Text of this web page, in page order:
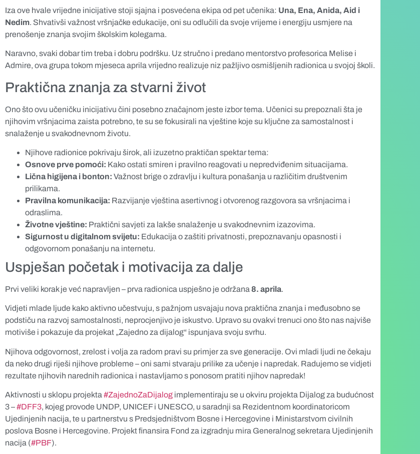
Iza ove hvale vrijedne inicijative stoji sjajna i posvećena ekipa od pet učenika: Una, Ena, Anida, Aid i
Nedim. Shvativši važnost vršnjačke edukacije, oni su odlučili da svoje vrijeme i energiju usmjere na
prenošenje znanja svojim školskim kolegama.
Naravno, svaki dobar tim treba i dobru podršku. Uz stručno i predano mentorstvo profesorica Melise i
Admire, ova grupa tokom mjeseca aprila vrijedno realizuje niz pažljivo osmišljenih radionica u svojoj školi.
Praktična znanja za stvarni život
Ono što ovu učeničku inicijativu čini posebno značajnom jeste izbor tema. Učenici su prepoznali šta je
njihovim vršnjacima zaista potrebno, te su se fokusirali na vještine koje su ključne za samostalnost i
snalaženje u svakodnevnom životu.
Njihove radionice pokrivaju širok, ali izuzetno praktičan spektar tema:
Osnove prve pomoći: Kako ostati smiren i pravilno reagovati u nepredviđenim situacijama.
Lična higijena i bonton: Važnost brige o zdravlju i kultura ponašanja u različitim društvenim
prilikama.
Pravilna komunikacija: Razvijanje vještina asertivnog i otvorenog razgovora sa vršnjacima i
odraslima.
Životne vještine: Praktični savjeti za lakše snalaženje u svakodnevnim izazovima.
Sigurnost u digitalnom svijetu: Edukacija o zaštiti privatnosti, prepoznavanju opasnosti i
odgovornom ponašanju na internetu.
Uspješan početak i motivacija za dalje
Prvi veliki korak je već napravljen – prva radionica uspješno je održana 8. aprila.
Vidjeti mlade ljude kako aktivno učestvuju, s pažnjom usvajaju nova praktična znanja i međusobno se
podstiču na razvoj samostalnosti, neprocjenjivo je iskustvo. Upravo su ovakvi trenuci ono što nas najviše
motiviše i pokazuje da projekat „Zajedno za dijalog“ ispunjava svoju svrhu.
Njihova odgovornost, zrelost i volja za radom pravi su primjer za sve generacije. Ovi mladi ljudi ne čekaju
da neko drugi riješi njihove probleme – oni sami stvaraju prilike za učenje i napredak. Radujemo se vidjeti
rezultate njihovih narednih radionica i nastavljamo s ponosom pratiti njihov napredak!
Aktivnosti u sklopu projekta #ZajednoZaDijalog implementiraju se u okviru projekta Dijalog za budućnost
3 –#DFF3, kojeg provode UNDP, UNICEF i UNESCO, u saradnji sa Rezidentnom koordinatoricom
Ujedinjenih nacija, te u partnerstvu s Predsjedništvom Bosne i Hercegovine i Ministarstvom civilnih
poslova Bosne i Hercegovine. Projekt finansira Fond za izgradnju mira Generalnog sekretara Ujedinjenih
nacija (#PBF).